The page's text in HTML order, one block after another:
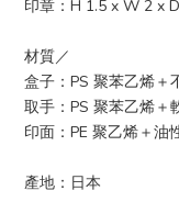
印章：H 1.5 x W 2 x
材質／
盒子：PS 聚苯乙烯＋
取手：PS 聚苯乙烯＋
印面：PE 聚乙烯＋油
產地：日本